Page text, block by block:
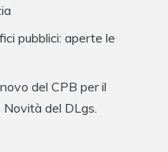
pubblici: aperte le
del CPB per il
del DLgs.